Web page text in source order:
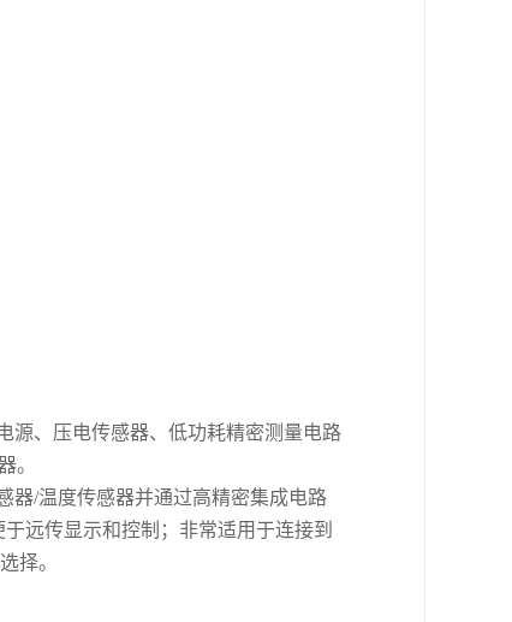
源、压电传感器、低功耗精密测量电路
。
器/温度传感器并通过高精密集成电路
远传显示和控制；非常适用于连接到
择。